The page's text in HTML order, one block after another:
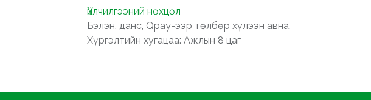
Үйлчилгээний нөхцөл
Бэлэн, данс, Qpay-ээр төлбөр хүлээн авна.
Хүргэлтийн хугацаа: Ажлын 8 цаг